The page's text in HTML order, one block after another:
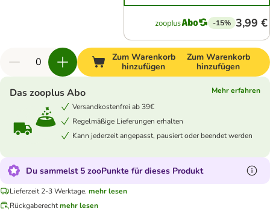
-15% 3,99 €
Zum Warenkorb
hinzufügen
Zum Warenkorb
hinzufügen
Das zooplus Abo
Mehr erfahren
Versandkostenfrei ab 39€
Regelmäßige Lieferungen erhalten
Kann jederzeit angepasst, pausiert oder beendet werden
Du sammelst 5 zooPunkte für dieses Produkt
Lieferzeit 2-3 Werktage. mehr lesen
Rückgaberechtmehr lesen